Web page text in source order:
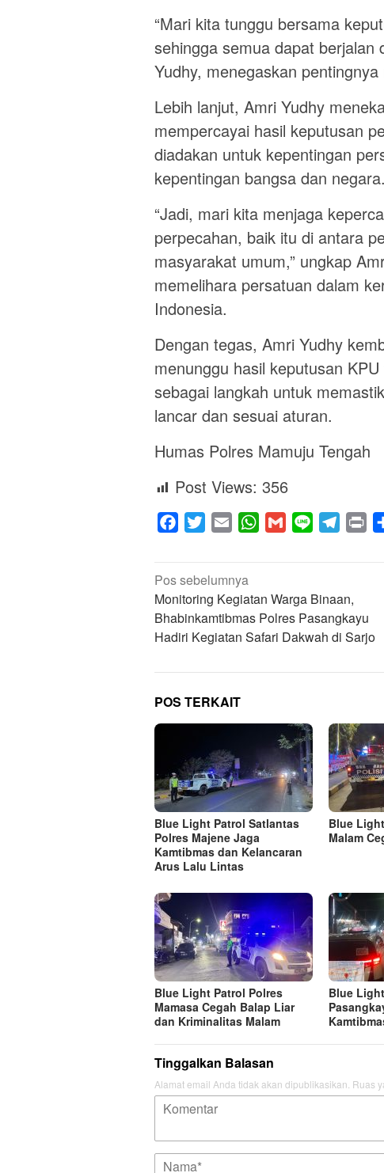
“Mari kita tunggu bersama
sehingga semua dapat berjalan
Yudhy, menegaskan
Lebih lanjut, Amri Yudhy
mempercayai hasil keputusan
diadakan untuk kepentingan
kepentingan bangsa dan negara.
“Jadi, mari kita menjaga
perpecahan, baik itu di antara
masyarakat umum,” ungkap
memelihara persatuan dalam
Indonesia.
Dengan tegas, Amri Yudhy
menunggu hasil keputusan
sebagai langkah untuk
lancar dan sesuai aturan.
Humas Polres Mamuju Tengah
Post Views: 356
Facebook
Twitter Email WhatsApp
Gmail Line
Navigasi
pos
Pos sebelumnya
Monitoring Kegiatan Warga Binaan,
Bhabinkamtibmas Polres Pasangkayu
Hadiri Kegiatan Safari Dakwah di Sarjo
POS TERKAIT
Blue Light Patrol Satlantas
Polres Majene Jaga
Kamtibmas dan Kelancaran
Arus Lalu Lintas
Blue
Malam
Blue Light Patrol Polres
Mamasa Cegah Balap Liar
dan Kriminalitas Malam
Blue
Tinggalkan Balasan
Alamat email Anda tidak akan dipublikasikan. Ruas